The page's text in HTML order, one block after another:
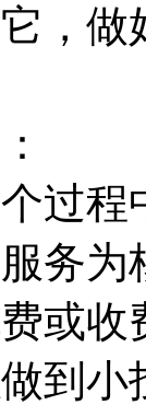
，做
程中
务为
或收
到小